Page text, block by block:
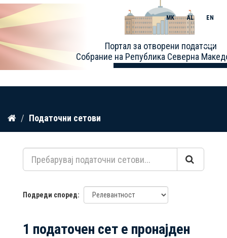
Прескокнете
содржина
Портал за отворени податоци
Собрание на Република Северна
MK AL EN
Toggle
Податочни сетови
Подреди според
1 податочен сет е пронајден